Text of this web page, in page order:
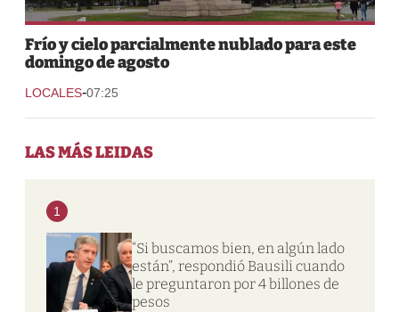
Frío y cielo parcialmente nublado para este
domingo de agosto
LOCALES-07:25
LAS MÁS LEIDAS
1
“Si buscamos bien, en algún lado
están”, respondió Bausili cuando
le preguntaron por 4 billones de
pesos